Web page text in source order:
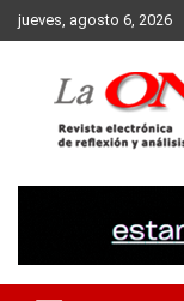
Skip
to
jueves, agosto 6, 2026